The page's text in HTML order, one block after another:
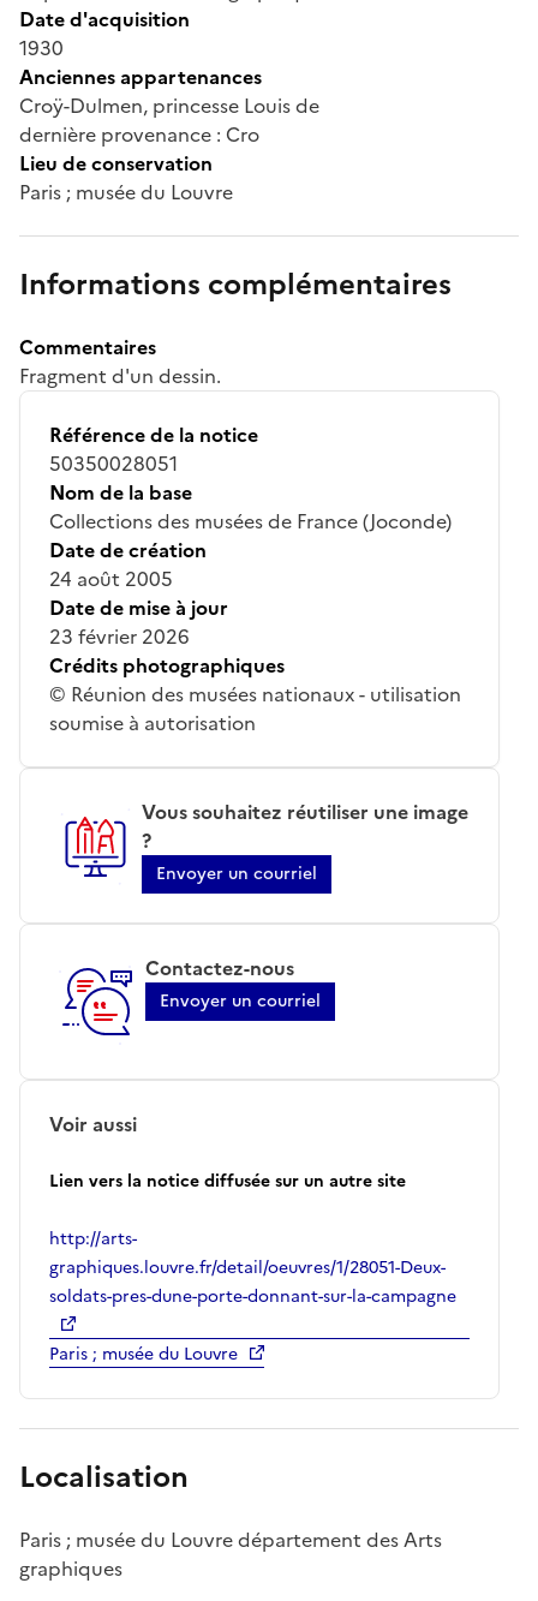
Date d'acquisition
1930
Anciennes appartenances
Croÿ-Dulmen, princesse Louis de
dernière provenance : Cro
Lieu de conservation
Paris ; musée du Louvre
Informations complémentaires
Commentaires
Fragment d'un dessin.
Référence de la notice
50350028051
Nom de la base
Collections des musées de France (Joconde)
Date de création
24 août 2005
Date de mise à jour
23 février 2026
Crédits photographiques
© Réunion des musées nationaux - utilisation
soumise à autorisation
Vous souhaitez réutiliser une image
?
Envoyer un courriel
Contactez-nous
Envoyer un courriel
Voir aussi
Lien vers la notice diffusée sur un autre site
http://arts-
graphiques.louvre.fr/detail/oeuvres/1/28051-Deux-
soldats-pres-dune-porte-donnant-sur-la-campagne
Paris ; musée du Louvre
Localisation
Paris ; musée du Louvre département des Arts
graphiques